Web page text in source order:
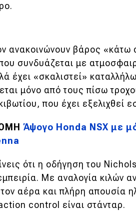
Away
αγοράς
ανακοινώνουν βάρος
συνδυάζεται με
έχει «σκαλιστεί»
μόνο από τους πίσω
που έχει εξελιχθεί
Άψογο Honda NSX με
ότι η οδήγηση του
Με αναλογία κιλών
αέρα και πλήρη απουσία
control είναι στάνταρ.